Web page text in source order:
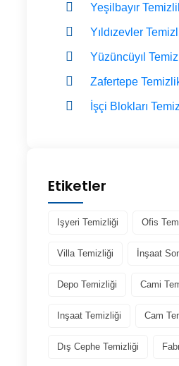
Yeşilbayır
Yıldızevler
Yüzüncüyıl
Zafertepe
İşçi Blokları
Etiketler
Işyeri Temizliği Ofis
Villa Temizliği İnşaat
Depo Temizliği Cami
Inşaat Temizliği Cam
Dış Cephe Temizliği